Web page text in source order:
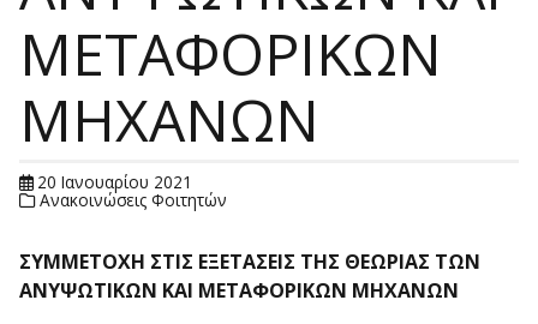
ΜΕΤΑΦΟΡΙΚΩΝ
ΜΗΧΑΝΩΝ
20 Ιανουαρίου 2021
Ανακοινώσεις Φοιτητών
ΣΥΜΜΕΤΟΧΗ ΣΤΙΣ ΕΞΕΤΑΣΕΙΣ ΤΗΣ ΘΕΩΡΙΑΣ ΤΩΝ
ΑΝΥΨΩΤΙΚΩΝ ΚΑΙ ΜΕΤΑΦΟΡΙΚΩΝ ΜΗΧΑΝΩΝ